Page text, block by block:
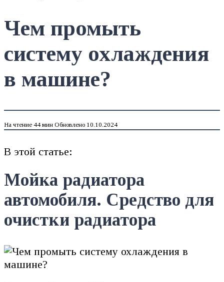
Чем промыть
систему охлаждения
в машине?
На чтение 44 мин Обновлено 10.10.2024
В этой статье:
Мойка радиатора
автомобиля. Средство для
очистки радиатора